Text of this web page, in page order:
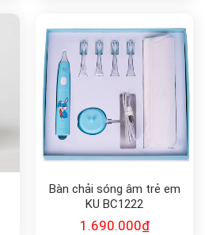
Bàn chải sóng âm trẻ em
KU BC1222
1.690.000₫